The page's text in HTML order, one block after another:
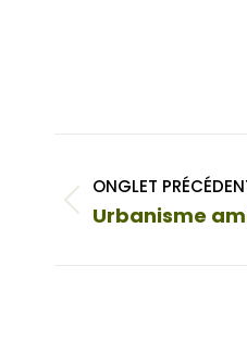
deONGLET
Onglet
Urbanisme